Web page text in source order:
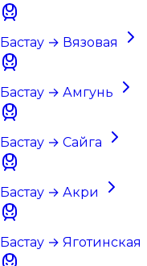
Бастау → Вязовая
Бастау → Амгунь
Бастау → Сайга
Бастау → Акри
Бастау → Яготинская